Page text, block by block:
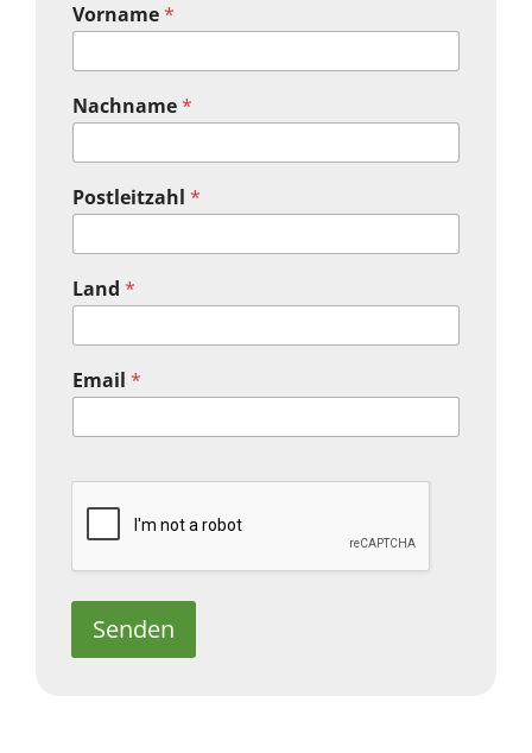
Vorname*
Nachname*
Postleitzahl *
Land *
Email *
Senden